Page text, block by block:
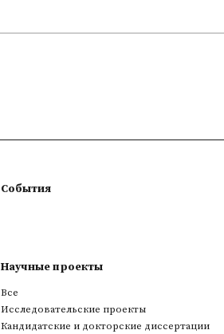
События
Научные проекты
Все
Исследовательские проекты
Кандидатские и докторские диссертации